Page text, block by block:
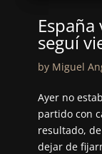
España
seguí
by Miguel
Ayer no
partido con
resultado,
dejar de